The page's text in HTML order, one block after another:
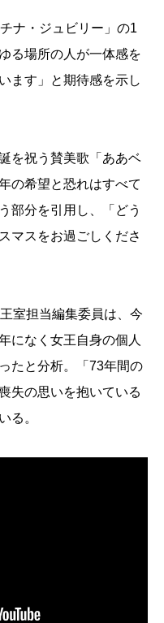
ナ・ジュビリー」の1
る場所の人が一体感を
ます」と期待感を示し
を祝う賛美歌「ああベ
の希望と恐れはすべて
部分を引用し、「どう
マスをお過ごしくださ
室担当編集委員は、今
になく女王自身の個人
たと分析。「73年間の
失の思いを抱いている
る。